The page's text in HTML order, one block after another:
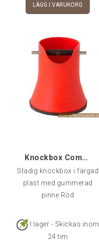
LÄGG I VARUKORG
Knockbox Compact Design 175 mm, Röd
Stadig knockbox i färgad
plast med gummerad
pinne Röd
I lager - Skickas inom
24 tim